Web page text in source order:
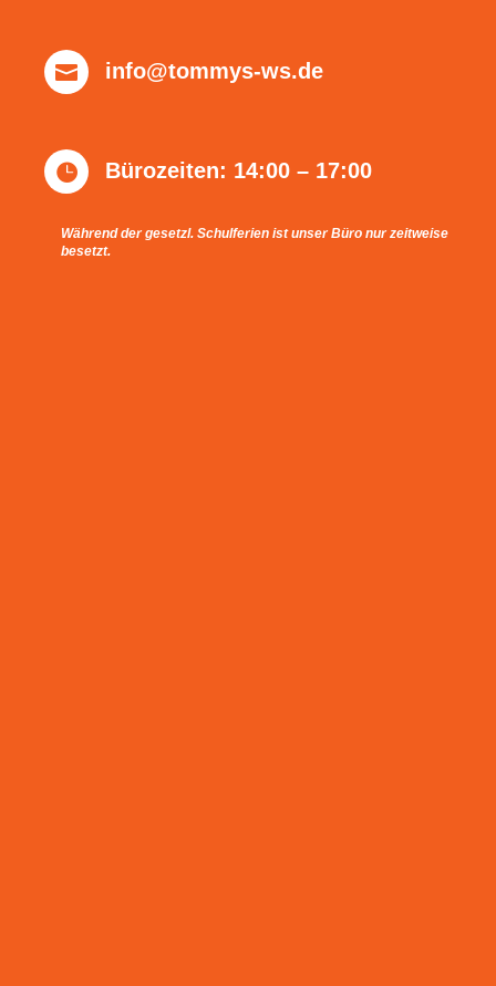
 info@tommys-ws.de
 Bürozeiten: 14:00 – 17:00
Während der gesetzl. Schulferien ist unser Büro nur zeitweise
besetzt.